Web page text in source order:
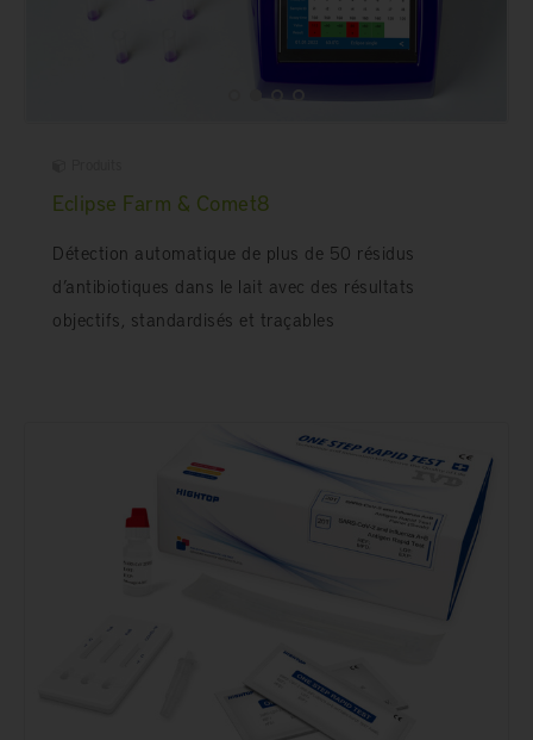
Eclipse Farm & Comet8
Détection automatique de plus de 50 résidus
d’antibiotiques dans le lait avec des résultats
objectifs, standardisés et traçables